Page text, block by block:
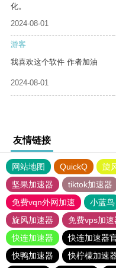
化。
2024-08-01
游客
我喜欢这个软件 作者加油
2024-08-01
友情链接
网站地图 QuickQ 旋
坚果加速器
tiktok加速器
免费vqn外网加速
小蓝鸟
旋风加速器
免费vps加
快连加速器
快连加速器
快鸭加速器
快柠檬加速